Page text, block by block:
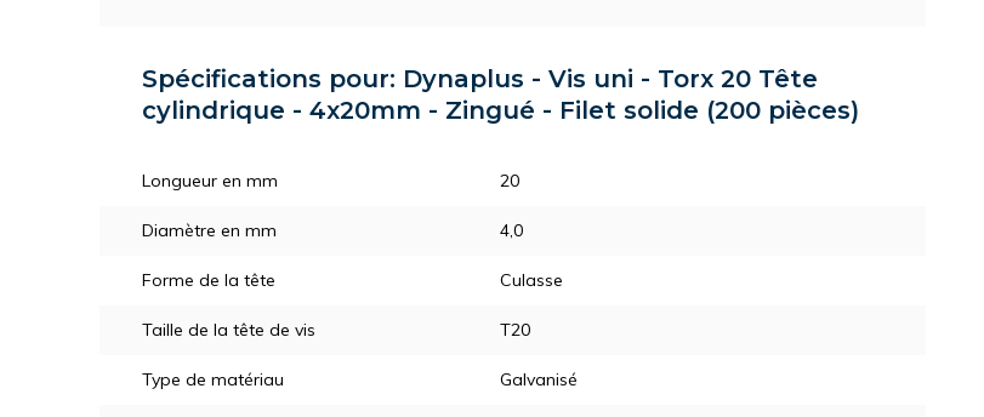
Spécifications pour: Dynaplus - Vis uni - Torx 20 Tête
cylindrique - 4x20mm - Zingué - Filet solide (200 pièces)
Longueur en mm 20
Diamètre en mm 4,0
Forme de la tête Culasse
Taille de la tête de vis T20
Type de matériau Galvanisé